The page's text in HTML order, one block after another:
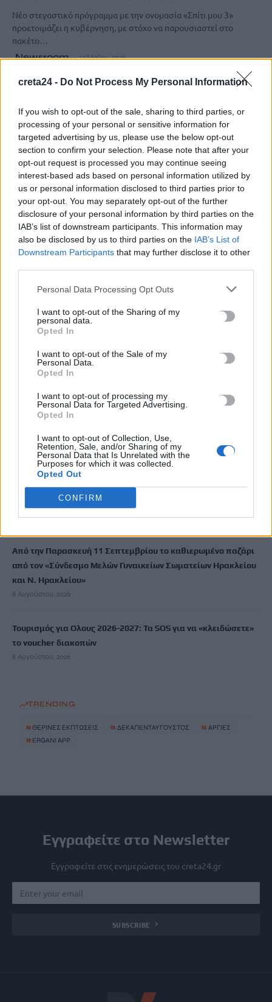
creta24 - Do Not Process My Personal Information
If you wish to opt-out of the sale, sharing to third parties, or
processing of your personal or sensitive information for
targeted advertising by us, please use the below opt-out
section to confirm your selection. Please note that after your
opt-out request is processed you may continue seeing
interest-based ads based on personal information utilized by
us or personal information disclosed to third parties prior to
your opt-out. You may separately opt-out of the further
disclosure of your personal information by third parties on the
IAB’s list of downstream participants. This information may
also be disclosed by us to third parties on the IAB’s List of
Downstream Participants that may further disclose it to other
Personal Data Processing Opt Outs
I want to opt-out of the Sharing of my
personal data.
Opted In
I want to opt-out of the Sale of my
Personal Data.
Opted In
I want to opt-out of processing my
Personal Data for Targeted Advertising.
Opted In
I want to opt-out of Collection, Use,
Retention, Sale, and/or Sharing of my
Personal Data that Is Unrelated with the
Purposes for which it was collected.
Opted Out
CONFIRM
Νέο στεγαστικό πρόγραμμα με την ονομασία «Σπίτι μου 3»
προετοιμάζει η κυβέρνηση, με στόχο να παρουσιαστεί στο
πακέτο…
Newsroom 17 Μαΐου, 2026
Τρόμος για δύτες: Ήρθαν πρόσωπο με πρόσωπο με λευκό
καρχαρία
8 Αυγούστου, 2026
Έως τις 31 Αυγούστου οι θερινές εκπτώσεις – Ποιες οι
υποχρεώσεις των επιχειρήσεων
8 Αυγούστου, 2026
Δεκαπενταύγουστος: Πώς θα πληρωθούν όσοι εργαστούν –
«Ergani app»: Νέα εφαρμογή για εργοδότες – Πώς θα κάνετε
πρόσληψη μέσω κινητού
Χανιά: Δίκτυο περισσότερων από 60 κρηνών προσφέρει
δωρεάν πόσιμο νερό σε δημόσιους χώρους
8 Αυγούστου, 2026
Δύο συναυλίες του Νίκου Ανδρουλάκη στο Ηράκλειο
8 Αυγούστου, 2026
“Έρθεις δεν έρθεις…θα σ”αγκαλιάζω”: Συναυλία αγάπης στις
24 Αυγούστου στο ΕΛ.ΜΕ.ΠΑ.
8 Αυγούστου, 2026
Από την Παρασκευή 11 Σεπτεμβρίου το καθιερωμένο παζάρι
από τον «Σύνδεσμο Μελών Γυναικείων Σωματείων Ηρακλείου
και Ν. Ηρακλείου»
8 Αυγούστου, 2026
Τουρισμός για Ολους 2026-2027: Τα SOS για να «κλειδώσετε»
το voucher διακοπών
8 Αυγούστου, 2026
TRENDING
#ΘΕΡΙΝΕΣ ΕΚΠΤΩΣΕΙΣ # ΔΕΚΑΠΕΝΤΑΥΓΟΥΣΤΟΣ # ΑΡΓΙΕΣ
# ERGANI APP
Εγγραφείτε στο Newsletter
Εγγραφείτε στις ενημερώσεις του creta24.gr
SUBSCRIBE